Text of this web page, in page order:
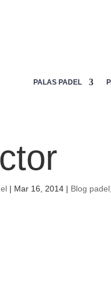
PALAS PADEL
| Mar 16, 2014 | Blog padel